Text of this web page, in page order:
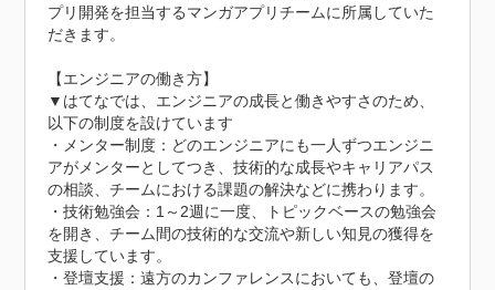
プリ開発を担当するマンガアプリチームに所属していた
だきます。
【エンジニアの働き方】
▼はてなでは、エンジニアの成長と働きやすさのため、
以下の制度を設けています
・メンター制度：どのエンジニアにも一人ずつエンジニ
アがメンターとしてつき、技術的な成長やキャリアパス
の相談、チームにおける課題の解決などに携わります。
・技術勉強会：1～2週に一度、トピックベースの勉強会
を開き、チーム間の技術的な交流や新しい知見の獲得を
支援しています。
・登壇支援：遠方のカンファレンスにおいても、登壇の